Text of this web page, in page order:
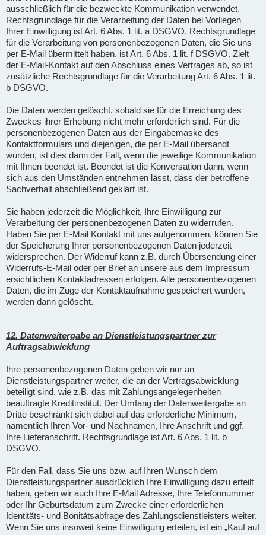
ausschließlich für die bezweckte Kommunikation verwendet.
Rechtsgrundlage für die Verarbeitung der Daten bei Vorliegen
Ihrer Einwilligung ist Art. 6 Abs. 1 lit. a DSGVO. Rechtsgrundlage
für die Verarbeitung von personenbezogenen Daten, die Sie uns
per E-Mail übermittelt haben, ist Art. 6 Abs. 1 lit. f DSGVO. Zielt
der E-Mail-Kontakt auf den Abschluss eines Vertrages ab, so ist
zusätzliche Rechtsgrundlage für die Verarbeitung Art. 6 Abs. 1 lit.
b DSGVO.
Die Daten werden gelöscht, sobald sie für die Erreichung des
Zweckes ihrer Erhebung nicht mehr erforderlich sind. Für die
personenbezogenen Daten aus der Eingabemaske des
Kontaktformulars und diejenigen, die per E-Mail übersandt
wurden, ist dies dann der Fall, wenn die jeweilige Kommunikation
mit Ihnen beendet ist. Beendet ist die Konversation dann, wenn
sich aus den Umständen entnehmen lässt, dass der betroffene
Sachverhalt abschließend geklärt ist.
Sie haben jederzeit die Möglichkeit, Ihre Einwilligung zur
Verarbeitung der personenbezogenen Daten zu widerrufen.
Haben Sie per E-Mail Kontakt mit uns aufgenommen, können Sie
der Speicherung Ihrer personenbezogenen Daten jederzeit
widersprechen. Der Widerruf kann z.B. durch Übersendung einer
Widerrufs-E-Mail oder per Brief an unsere aus dem Impressum
ersichtlichen Kontaktadressen erfolgen. Alle personenbezogenen
Daten, die im Zuge der Kontaktaufnahme gespeichert wurden,
werden dann gelöscht.
12. Datenweitergabe an Dienstleistungspartner zur
Auftragsabwicklung
Ihre personenbezogenen Daten geben wir nur an
Dienstleistungspartner weiter, die an der Vertragsabwicklung
beteiligt sind, wie z.B. das mit Zahlungsangelegenheiten
beauftragte Kreditinstitut. Der Umfang der Datenweitergabe an
Dritte beschränkt sich dabei auf das erforderliche Minimum,
namentlich Ihren Vor- und Nachnamen, Ihre Anschrift und ggf.
Ihre Lieferanschrift. Rechtsgrundlage ist Art. 6 Abs. 1 lit. b
DSGVO.
Für den Fall, dass Sie uns bzw. auf Ihren Wunsch dem
Dienstleistungspartner ausdrücklich Ihre Einwilligung dazu erteilt
haben, geben wir auch Ihre E-Mail Adresse, Ihre Telefonnummer
oder Ihr Geburtsdatum zum Zwecke einer erforderlichen
Identitäts- und Bonitätsabfrage des Zahlungsdienstleisters weiter.
Wenn Sie uns insoweit keine Einwilligung erteilen, ist ein „Kauf auf